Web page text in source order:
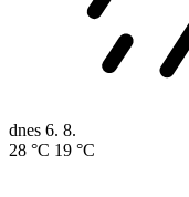
dnes 6. 8.
28 °C 19 °C